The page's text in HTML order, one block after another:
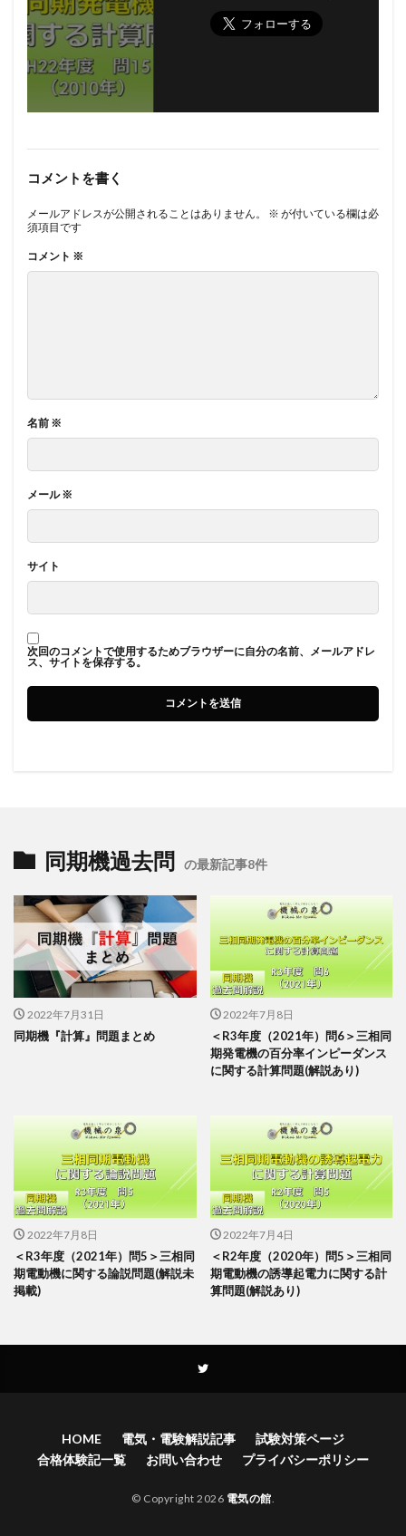
コメントを書く
メールアドレスが公開されることはありません。 ※ が付いている欄は必
須項目です
コメント ※
名前 ※
メール※
サイト
次回のコメントで使用するためブラウザーに自分の名前、メールアドレ
ス、サイトを保存する。
同期機過去問 の最新記事8件
2022年7月31日
同期機『計算』問題まとめ
2022年7月8日
＜R3年度（2021年）問6＞三相同
期発電機の百分率インピーダンス
に関する計算問題(解説あり)
2022年7月8日
＜R3年度（2021年）問5＞三相同
期電動機に関する論説問題(解説未
掲載)
2022年7月4日
＜R2年度（2020年）問5＞三相同
期電動機の誘導起電力に関する計
算問題(解説あり)
HOME 電気・電験解説記事
試験対策ページ
合格体験記一覧
お問い合わせ プライバシーポリシー
© Copyright 2026 電気の館.